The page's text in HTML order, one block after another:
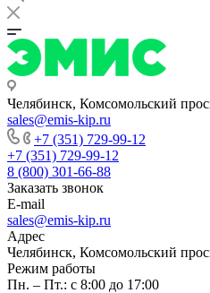
Челябинск, Комсомольский
sales@emis-kip.ru
+7 (351) 729-99-12
+7 (351) 729-99-12
8 (800) 301-66-88
Заказать звонок
E-mail
sales@emis-kip.ru
Адрес
Челябинск, Комсомольский
Режим работы
Пн. – Пт.: с 8:00 до 17:00